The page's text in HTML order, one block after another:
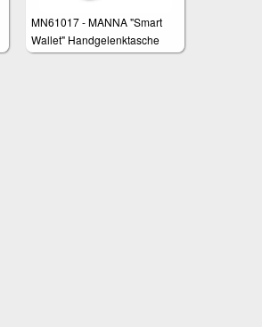
MN61017 - MANNA "Smart
Wallet" Handgelenktasche